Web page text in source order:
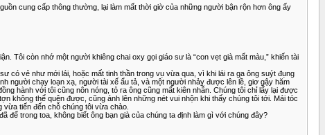
cung cấp thông thường, lại làm mất thời giờ của những người bận rộn hơn ông ấy
Tôi còn nhớ một người khiêng chai oxy gọi giáo sư là “con vẹt già mất màu,” khiến tài
có vẻ như mới lái, hoặc mất tinh thần trong vụ vừa qua, vì khi lái ra ga ông suýt đụng
người chạy loạn xạ, người tài xế ẩu tả, và một người nhảy được lên lề, giơ gậy hăm
hành với tôi cũng nôn nóng, tỏ ra ông cũng mất kiên nhẫn. Chúng tôi chỉ lấy lại được
không thể quên được, cũng ánh lên những nét vui nhộn khi thấy chúng tôi tới. Mái tóc
tiến đến chỗ chúng tôi vừa chào.
để trong toa, không biết ông bạn già của chúng ta định làm gì với chúng đây?